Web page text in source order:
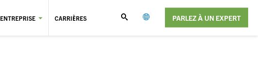
ENTREPRISE CARRIÈRES PARLEZ À UN EXPERT